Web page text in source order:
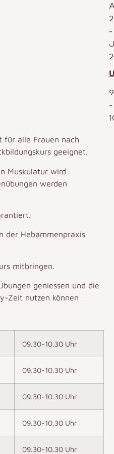
-
-
für alle Frauen nach
geeignet.
Muskulatur wird
werden
der Hebammenpraxis
mitbringen.
geniessen und die
Zeit nutzen können
09.30-10.30 Uhr
09.30-10.30 Uhr
09.30-10.30 Uhr
09.30-10.30 Uhr
09.30-10.30 Uhr